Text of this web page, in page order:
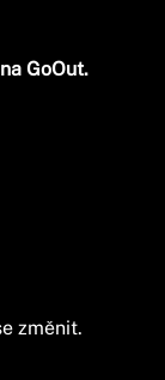
GoOut.
změnit.